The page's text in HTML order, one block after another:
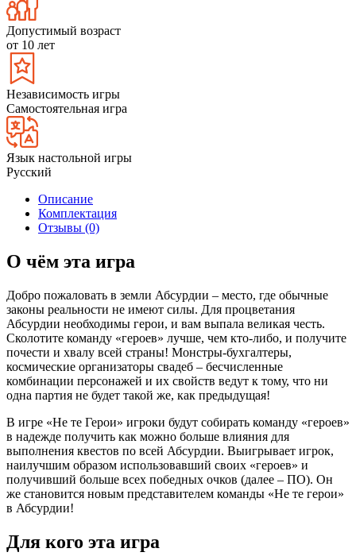
Допустимый возраст
от 10 лет
Независимость игры
Самостоятельная игра
Язык настольной игры
Русский
Описание
Комплектация
Отзывы (0)
О чём эта игра
Добро пожаловать в земли Абсурдии – место, где обычные
законы реальности не имеют силы. Для процветания
Абсурдии необходимы герои, и вам выпала великая честь.
Сколотите команду «героев» лучше, чем кто-либо, и получите
почести и хвалу всей страны! Монстры-бухгалтеры,
космические организаторы свадеб – бесчисленные
комбинации персонажей и их свойств ведут к тому, что ни
одна партия не будет такой же, как предыдущая!
В игре «Не те Герои» игроки будут собирать команду «героев»
в надежде получить как можно больше влияния для
выполнения квестов по всей Абсурдии. Выигрывает игрок,
наилучшим образом использовавший своих «героев» и
получивший больше всех победных очков (далее – ПО). Он
же становится новым представителем команды «Не те герои»
в Абсурдии!
Для кого эта игра